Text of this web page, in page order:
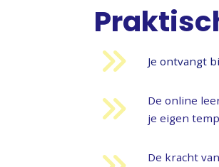
Je
De online
je eigen
De kracht